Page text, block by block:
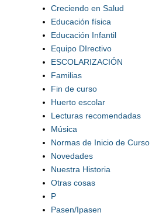
Creciendo en Salud
Educación física
Educación Infantil
Equipo DIrectivo
ESCOLARIZACIÓN
Familias
Fin de curso
Huerto escolar
Lecturas recomendadas
Música
Normas de Inicio de Curso
Novedades
Nuestra Historia
Otras cosas
P
Pasen/Ipasen